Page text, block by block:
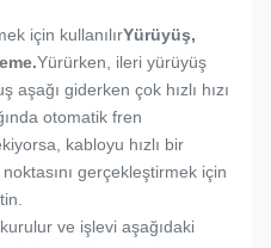
için kullanılırYürüyüş,
Yürürken, ileri yürüyüş
aşağı giderken çok hızlı hızı
otomatik fren
kabloyu hızlı bir
gerçekleştirmek için
ve işlevi aşağıdaki